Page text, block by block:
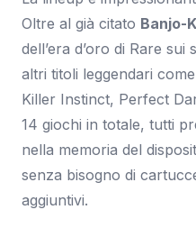
Oltre al già citato Banjo-
dell’era d’oro di Rare
altri titoli leggendari
Killer Instinct, Perfect
14 giochi in totale, tutti
nella memoria del
senza bisogno di
aggiuntivi.